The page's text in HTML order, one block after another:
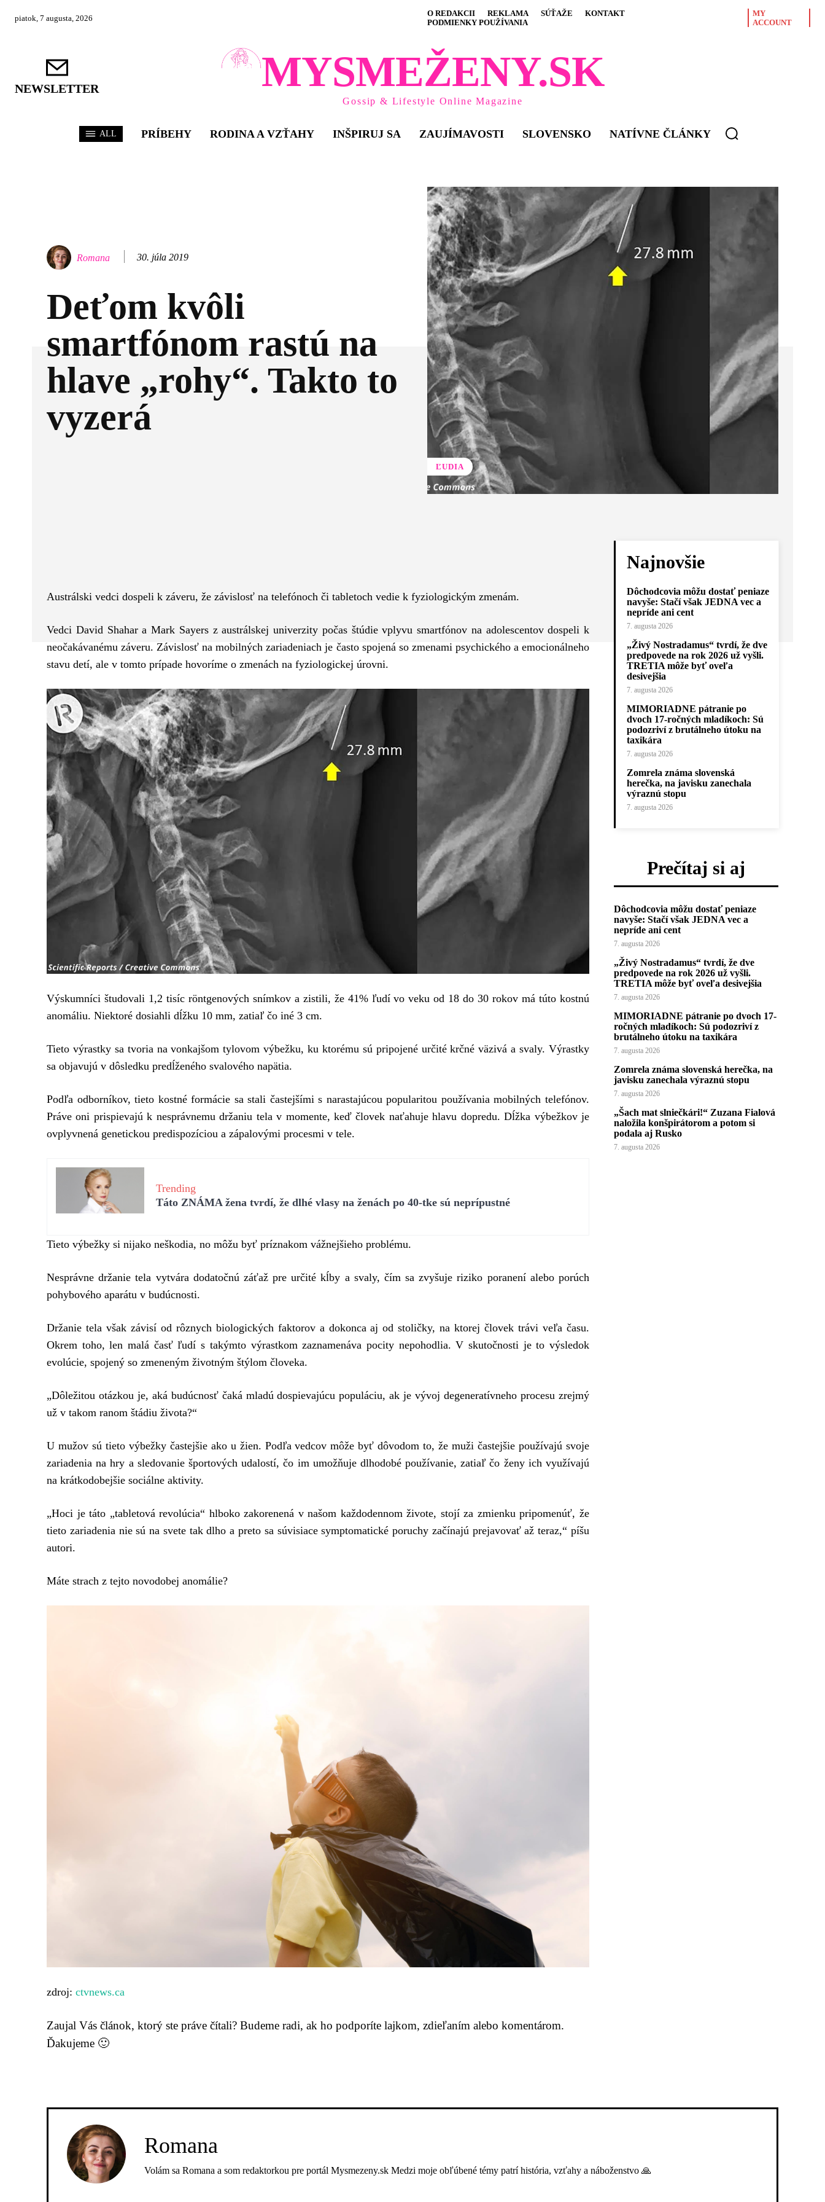
piatok, 7 augusta, 2026 O REDAKCII REKLAMA SÚŤAŽE
KONTAKT
PODMIENKY POUŽÍVANIA
MY
ACCOUNT
NEWSLETTER MYSMEŽENY.SK
Gossip & Lifestyle Online Magazine
ALL PRÍBEHY RODINA A VZŤAHY INŠPIRUJ SA ZAUJÍMAVOSTI SLOVENSKO NATÍVNE ČLÁNKY
Romana 30. júla 2019
Deťom kvôli
smartfónom rastú na
hlave „rohy“. Takto to
vyzerá
ĽUDIA
Austrálski vedci dospeli k záveru, že závislosť na telefónoch či tabletoch vedie k fyziologickým zmenám.
Vedci David Shahar a Mark Sayers z austrálskej univerzity počas štúdie vplyvu smartfónov na adolescentov dospeli k
neočakávanému záveru. Závislosť na mobilných zariadeniach je často spojená so zmenami psychického a emocionálneho
stavu detí, ale v tomto prípade hovoríme o zmenách na fyziologickej úrovni.
Výskumníci študovali 1,2 tisíc röntgenových snímkov a zistili, že 41% ľudí vo veku od 18 do 30 rokov má túto kostnú
anomáliu. Niektoré dosiahli dĺžku 10 mm, zatiaľ čo iné 3 cm.
Tieto výrastky sa tvoria na vonkajšom tylovom výbežku, ku ktorému sú pripojené určité krčné väzivá a svaly. Výrastky
sa objavujú v dôsledku predĺženého svalového napätia.
Podľa odborníkov, tieto kostné formácie sa stali častejšími s narastajúcou popularitou používania mobilných telefónov.
Práve oni prispievajú k nesprávnemu držaniu tela v momente, keď človek naťahuje hlavu dopredu. Dĺžka výbežkov je
ovplyvnená genetickou predispozíciou a zápalovými procesmi v tele.
Trending
Táto ZNÁMA žena tvrdí, že dlhé vlasy na ženách po 40-tke sú neprípustné
Tieto výbežky si nijako neškodia, no môžu byť príznakom vážnejšieho problému.
Nesprávne držanie tela vytvára dodatočnú záťaž pre určité kĺby a svaly, čím sa zvyšuje riziko poranení alebo porúch
pohybového aparátu v budúcnosti.
Držanie tela však závisí od rôznych biologických faktorov a dokonca aj od stoličky, na ktorej človek trávi veľa času.
Okrem toho, len malá časť ľudí s takýmto výrastkom zaznamenáva pocity nepohodlia. V skutočnosti je to výsledok
evolúcie, spojený so zmeneným životným štýlom človeka.
„Dôležitou otázkou je, aká budúcnosť čaká mladú dospievajúcu populáciu, ak je vývoj degeneratívneho procesu zrejmý
už v takom ranom štádiu života?“
U mužov sú tieto výbežky častejšie ako u žien. Podľa vedcov môže byť dôvodom to, že muži častejšie používajú svoje
zariadenia na hry a sledovanie športových udalostí, čo im umožňuje dlhodobé používanie, zatiaľ čo ženy ich využívajú
na krátkodobejšie sociálne aktivity.
„Hoci je táto „tabletová revolúcia“ hlboko zakorenená v našom každodennom živote, stojí za zmienku pripomenúť, že
tieto zariadenia nie sú na svete tak dlho a preto sa súvisiace symptomatické poruchy začínajú prejavovať až teraz,“ píšu
autori.
Máte strach z tejto novodobej anomálie?
zdroj: ctvnews.ca
Zaujal Vás článok, ktorý ste práve čítali? Budeme radi, ak ho podporíte lajkom, zdieľaním alebo komentárom.
Ďakujeme 🙂
Najnovšie
Dôchodcovia môžu dostať peniaze
navyše: Stačí však JEDNA vec a
nepríde ani cent
7. augusta 2026
„Živý Nostradamus“ tvrdí, že dve
predpovede na rok 2026 už vyšli.
TRETIA môže byť oveľa
desivejšia
7. augusta 2026
MIMORIADNE pátranie po
dvoch 17-ročných mladíkoch: Sú
podozriví z brutálneho útoku na
taxikára
7. augusta 2026
Zomrela známa slovenská
herečka, na javisku zanechala
výraznú stopu
7. augusta 2026
Prečítaj si aj
Dôchodcovia môžu dostať peniaze
navyše: Stačí však JEDNA vec a
nepríde ani cent
7. augusta 2026
„Živý Nostradamus“ tvrdí, že dve
predpovede na rok 2026 už vyšli.
TRETIA môže byť oveľa desivejšia
7. augusta 2026
MIMORIADNE pátranie po dvoch 17-
ročných mladíkoch: Sú podozriví z
brutálneho útoku na taxikára
7. augusta 2026
Zomrela známa slovenská herečka, na
javisku zanechala výraznú stopu
7. augusta 2026
„Šach mat slniečkári!“ Zuzana Fialová
naložila konšpirátorom a potom si
podala aj Rusko
7. augusta 2026
Romana
Volám sa Romana a som redaktorkou pre portál Mysmezeny.sk Medzi moje obľúbené témy patrí história, vzťahy a náboženstvo 🙏